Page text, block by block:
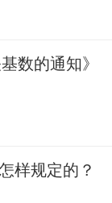
数的通知》
样规定的？